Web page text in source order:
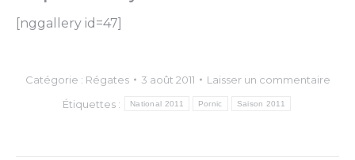
[nggallery id=47]
Catégorie : Régates 3 août 2011
Laisser un commentaire
Étiquettes :
National 2011 Pornic Saison 2011